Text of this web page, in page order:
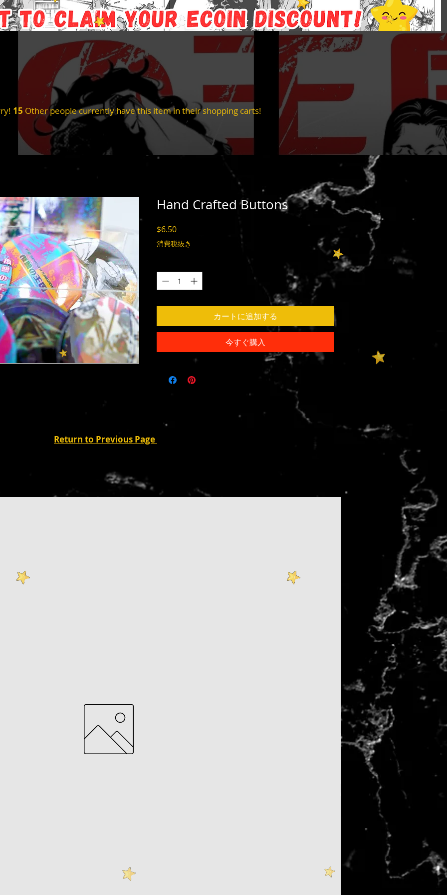
15 Other people currently have this item in their shopping carts!
Hand Crafted Buttons
$6.50価
格
消費税抜き
カートに追加する
今すぐ購入
Return to Previous Page